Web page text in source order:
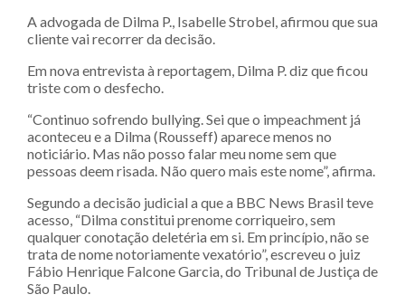
A advogada de Dilma P., Isabelle Strobel, afirmou que sua
cliente vai recorrer da decisão.
Em nova entrevista à reportagem, Dilma P. diz que ficou
triste com o desfecho.
“Continuo sofrendo bullying. Sei que o impeachment já
aconteceu e a Dilma (Rousseff) aparece menos no
noticiário. Mas não posso falar meu nome sem que
pessoas deem risada. Não quero mais este nome”, afirma.
Segundo a decisão judicial a que a BBC News Brasil teve
acesso, “Dilma constitui prenome corriqueiro, sem
qualquer conotação deletéria em si. Em princípio, não se
trata de nome notoriamente vexatório”, escreveu o juiz
Fábio Henrique Falcone Garcia, do Tribunal de Justiça de
São Paulo.